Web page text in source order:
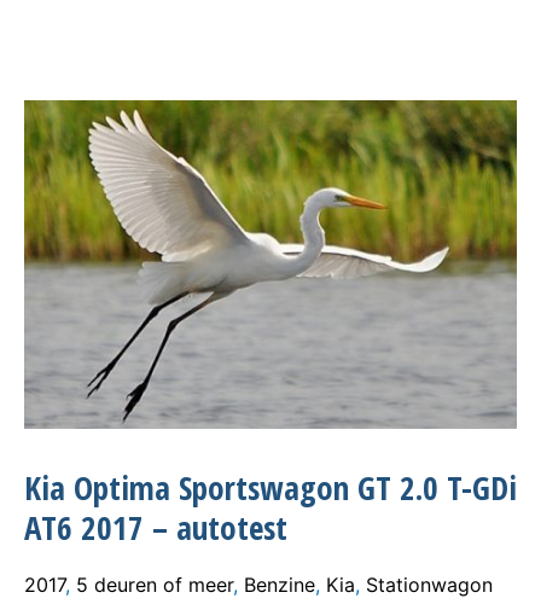
Kia Optima Sportswagon GT 2.0 T-GDi
AT6 2017 – autotest
2017, 5 deuren of meer, Benzine, Kia, Stationwagon